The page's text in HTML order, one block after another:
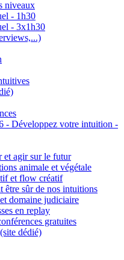
niveaux
- 1h30
- 3x1h30
- Développez votre intuition -
et agir sur le futur
animale et végétale
et flow créatif
être sûr de nos intuitions
domaine judiciaire
en replay
gratuites
dédié)